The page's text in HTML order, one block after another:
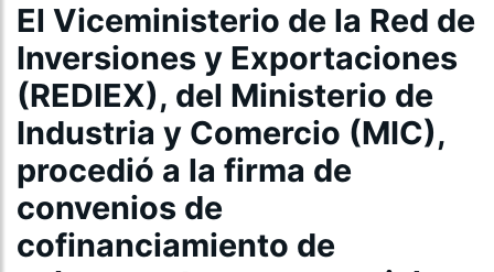
El Viceministerio de la Red de
Inversiones y Exportaciones
(REDIEX), del Ministerio de
Industria y Comercio (MIC),
procedió a la firma de
convenios de
cofinanciamiento de